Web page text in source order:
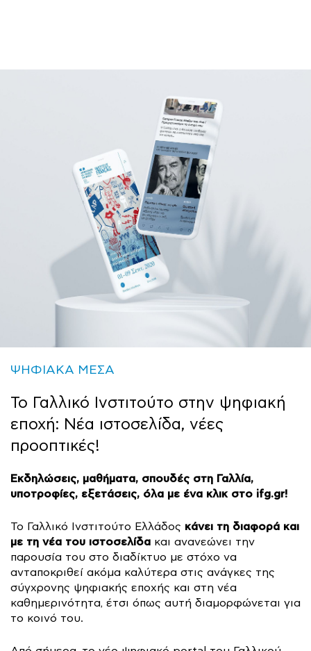
ΨΗΦΙΑΚΑ ΜΕΣΑ
To Γαλλικό Ινστιτούτο στην ψηφιακή
εποχή: Νέα ιστοσελίδα, νέες
προοπτικές!
Εκδηλώσεις, μαθήματα, σπουδές στη Γαλλία,
υποτροφίες, εξετάσεις, όλα με ένα κλικ στο ifg.gr!
To Γαλλικό Ινστιτούτο Ελλάδος κάνει τη διαφορά και
με τη νέα του ιστοσελίδα και ανανεώνει την
παρουσία του στο διαδίκτυο με στόχο να
ανταποκριθεί ακόμα καλύτερα στις ανάγκες της
σύγχρονης ψηφιακής εποχής και στη νέα
καθημερινότητα, έτσι όπως αυτή διαμορφώνεται για
το κοινό του.